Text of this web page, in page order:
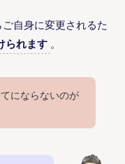
自身に変更されるた
られます 。
にならないのが